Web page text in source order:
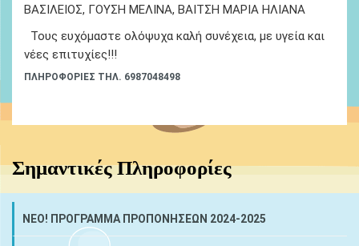
ΒΑΣΙΛΕΙΟΣ, ΓΟΥΣΗ ΜΕΛΙΝΑ, ΒΑΙΤΣΗ ΜΑΡΙΑ ΗΛΙΑΝΑ
Τους ευχόμαστε ολόψυχα καλή συνέχεια, με υγεία και
νέες επιτυχίες!!!
ΠΛΗΡΟΦΟΡΙΕΣ ΤΗΛ. 6987048498
Σημαντικές Πληροφορίες
NEO! ΠΡΟΓΡΑΜΜΑ ΠΡΟΠΟΝΗΣΕΩΝ 2024-2025